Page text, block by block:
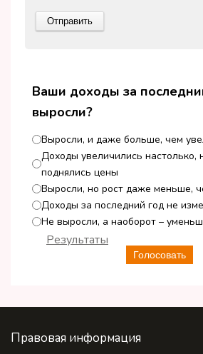
Ваши доходы за
выросли?
Выросли, и даже больше, чем
Доходы увеличились настолько,
поднялись цены
Выросли, но рост даже меньше,
Доходы за последний год не
Не выросли, а наоборот –
Голосовать
Результаты
Правовая информация